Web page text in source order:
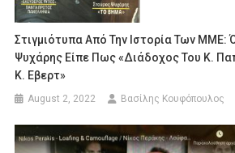
Στιγμιότυπα Από Την Ιστορία Των ΜΜΕ:
Ψυχάρης Είπε Πως «διάδοχος Του Κ.
Κ. Eβερτ»
August 2, 2022 Βασίλης Κουφόπουλος